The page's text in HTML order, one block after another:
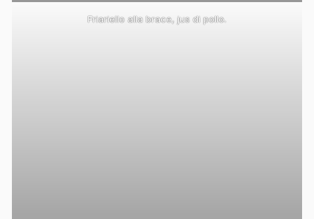
Friariello alla brace, jus di pollo.